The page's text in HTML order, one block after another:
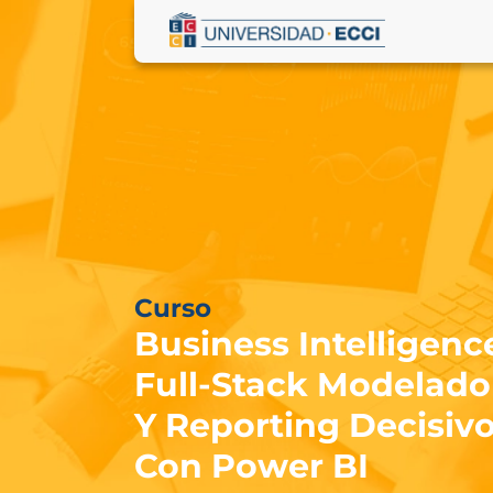
Curso
Business
Full-Stack Modelado
Y Reporting
Con Power BI